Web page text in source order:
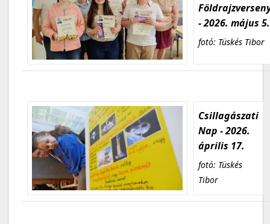
- 2026. május 5.
fotó: Tüskés Tibor
Csillagászati
Nap - 2026.
április 17.
fotó: Tüskés
Tibor